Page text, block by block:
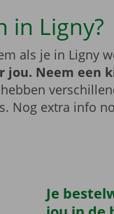
in Ligny?
als je in Ligny
jou. Neem een
Nog extra info
Je